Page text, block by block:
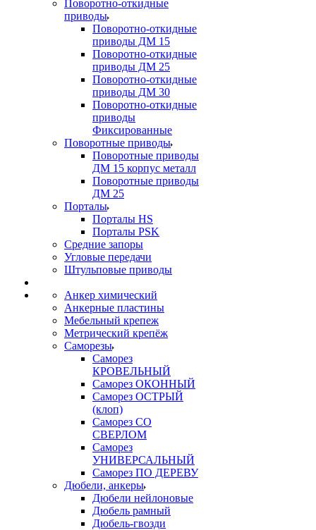
Поворотно-откидные
приводы
Поворотно-откидные
приводы ДМ 15
Поворотно-откидные
приводы ДМ 25
Поворотно-откидные
приводы ДМ 30
Поворотно-откидные
приводы
Фиксированные
Поворотные приводы
Поворотные приводы
ДМ 15 корпус металл
Поворотные приводы
ДМ 25
Порталы
Порталы HS
Порталы PSK
Средние запоры
Угловые передачи
Штульповые приводы
Анкер химический
Анкерные пластины
Мебельный крепеж
Метрический крепёж
Саморезы
Саморез
КРОВЕЛЬНЫЙ
Саморез ОКОННЫЙ
Саморез ОСТРЫЙ
(клоп)
Саморез СО
СВЕРЛОМ
Саморез
УНИВЕРСАЛЬНЫЙ
Саморез ПО ДЕРЕВУ
Дюбели, анкеры
Дюбели нейлоновые
Дюбель рамный
Дюбель-гвозди